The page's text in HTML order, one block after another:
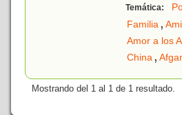
Temática:
Familia,
Amor a los
China,
Mostrando del 1 al 1 de 1 resultado.